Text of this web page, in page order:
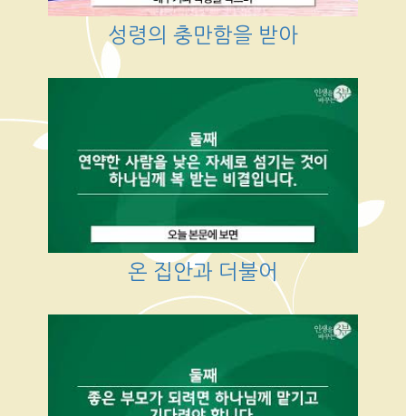
성령의 충만함을 받아
온 집안과 더불어